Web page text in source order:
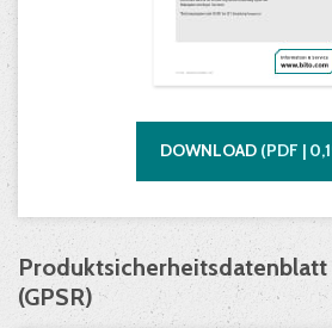
DOWNLOAD (PDF |
(GPSR)